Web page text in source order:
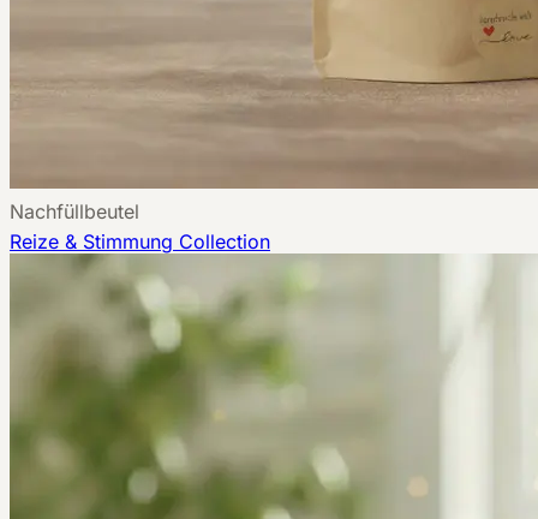
Nachfüllbeutel
Reize & Stimmung Collection